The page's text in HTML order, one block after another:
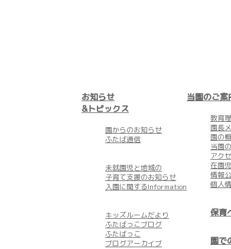
お知らせ
&トピックス
園からのお知らせ
ふたば通信
未就園児と地域の
子育て支援のお知らせ
入園に関するInformation
キッズルームだより
ふたばっこブログ
ふたばっこ
ブログアーカイブ
当園のご案
教育
園長
園の
当園
アク
在園
情報
個人
保育
園で